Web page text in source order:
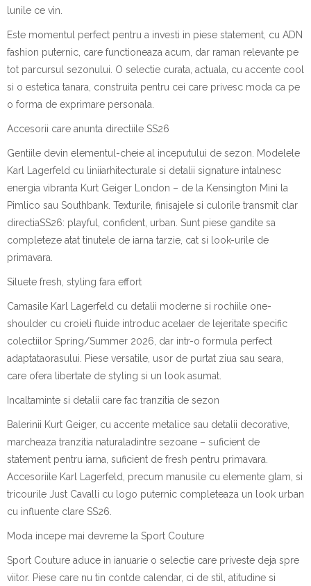
lunile ce vin.
Este momentul perfect pentru a investi in piese statement, cu ADN
fashion puternic, care functioneaza acum, dar raman relevante pe
tot parcursul sezonului. O selectie curata, actuala, cu accente cool
si o estetica tanara, construita pentru cei care privesc moda ca pe
o forma de exprimare personala.
Accesorii care anunta directiile SS26
Gentiile devin elementul-cheie al inceputului de sezon. Modelele
Karl Lagerfeld cu liniiarhitecturale si detalii signature intalnesc
energia vibranta Kurt Geiger London – de la Kensington Mini la
Pimlico sau Southbank. Texturile, finisajele si culorile transmit clar
directiaSS26: playful, confident, urban. Sunt piese gandite sa
completeze atat tinutele de iarna tarzie, cat si look-urile de
primavara.
Siluete fresh, styling fara effort
Camasile Karl Lagerfeld cu detalii moderne si rochiile one-
shoulder cu croieli fluide introduc acelaer de lejeritate specific
colectiilor Spring/Summer 2026, dar intr-o formula perfect
adaptataorasului. Piese versatile, usor de purtat ziua sau seara,
care ofera libertate de styling si un look asumat.
Incaltaminte si detalii care fac tranzitia de sezon
Balerinii Kurt Geiger, cu accente metalice sau detalii decorative,
marcheaza tranzitia naturaladintre sezoane – suficient de
statement pentru iarna, suficient de fresh pentru primavara.
Accesoriile Karl Lagerfeld, precum manusile cu elemente glam, si
tricourile Just Cavalli cu logo puternic completeaza un look urban
cu influente clare SS26.
Moda incepe mai devreme la Sport Couture
Sport Couture aduce in ianuarie o selectie care priveste deja spre
viitor. Piese care nu tin contde calendar, ci de stil, atitudine si